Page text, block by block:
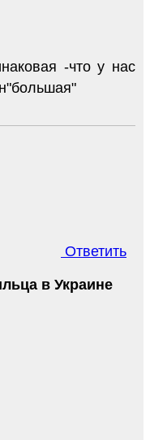
-что у нас
Ответить
в Украине